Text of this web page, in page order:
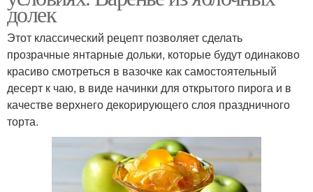
долек
Этот классический рецепт позволяет сделать
прозрачные янтарные дольки, которые будут одинаково
красиво смотреться в вазочке как самостоятельный
десерт к чаю, в виде начинки для открытого пирога и в
качестве верхнего декорирующего слоя праздничного
торта.